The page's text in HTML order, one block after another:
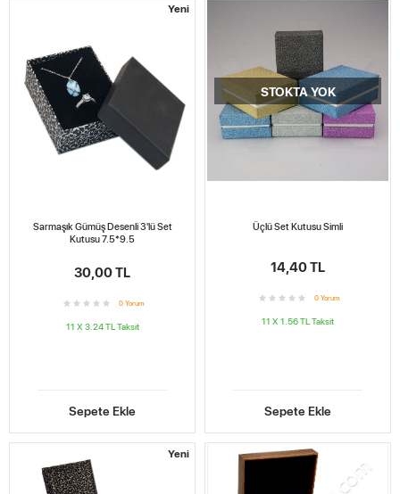
Yeni
Sarmaşık Gümüş Desenli 3'lü Set
Kutusu 7.5*9.5
30,00 TL
0 Yorum
11 X 3.24 TL Taksit
Sepete Ekle
STOKTA YOK
Üçlü Set Kutusu Simli
14,40 TL
0 Yorum
11 X 1.56 TL Taksit
Sepete Ekle
Yeni